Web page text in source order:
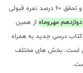
کتابهای پرسوال مهروماه با رویکرد رسیدن به نمره 20 و تحقق 60 درصد نمره قبولی
مهروماه از همین
درسی جدید به همراه
است. بخش های مختلف